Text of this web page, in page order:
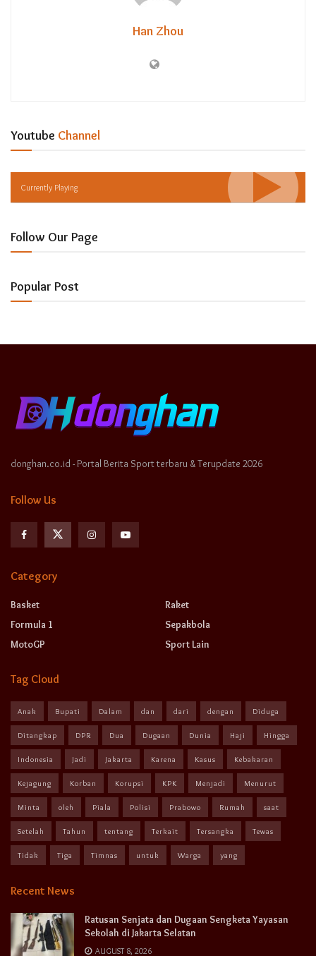
Han Zhou
Youtube Channel
Currently Playing
Follow Our Page
Popular Post
donghan.co.id - Portal Berita Sport terbaru & Terupdate 2026
Follow Us
Category
Basket
Formula 1
MotoGP
Raket
Sepakbola
Sport Lain
Tag Cloud
Anak Bupati Dalam dan dari dengan Diduga
Ditangkap DPR Dua Dugaan Dunia Haji Hingga
Indonesia Jadi Jakarta Karena Kasus Kebakaran
Kejagung Korban Korupsi KPK Menjadi Menurut
Minta oleh Piala Polisi Prabowo Rumah saat
Setelah Tahun tentang Terkait Tersangka Tewas
Tidak Tiga Timnas untuk Warga yang
Recent News
Ratusan Senjata dan Dugaan Sengketa Yayasan
Sekolah di Jakarta Selatan
AUGUST 8, 2026